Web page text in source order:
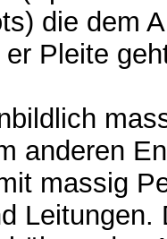
die dem
Pleite
anderen
massig